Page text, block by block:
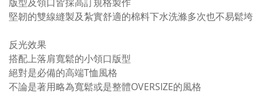
堅韌的雙線縫製及紮實舒適的棉料下水洗滌多次也不易鬆垮
反光效果
搭配上落肩寬鬆的小領口版型
絕對是必備的高端T恤風格
不論是著用略為寬鬆或是整體OVERSIZE的風格